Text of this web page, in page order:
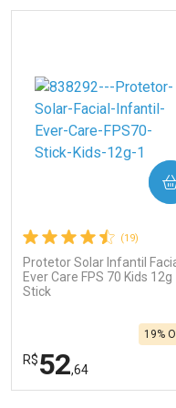
(19)
Protetor Solar Infantil
Ever Care FPS 70 Kids 12g
Stick
R$52,64
19%
COMPRAR